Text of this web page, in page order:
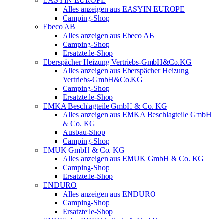
Alles anzeigen aus EASYIN EUROPE
Camping-Shop
Ebeco AB
Alles anzeigen aus Ebeco AB
Camping-Shop
Ersatzteile-Shop
Eberspächer Heizung Vertriebs-GmbH&Co.KG
Alles anzeigen aus Eberspächer Heizung
Vertriebs-GmbH&Co.KG
Camping-Shop
Ersatzteile-Shop
EMKA Beschlagteile GmbH & Co. KG
Alles anzeigen aus EMKA Beschlagteile GmbH
& Co. KG
Ausbau-Shop
Camping-Shop
EMUK GmbH & Co. KG
Alles anzeigen aus EMUK GmbH & Co. KG
Camping-Shop
Ersatzteile-Shop
ENDURO
Alles anzeigen aus ENDURO
Camping-Shop
Ersatzteile-Shop